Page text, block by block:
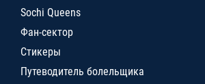
Sochi Queens
Фан-сектор
Стикеры
Путеводитель болельщика